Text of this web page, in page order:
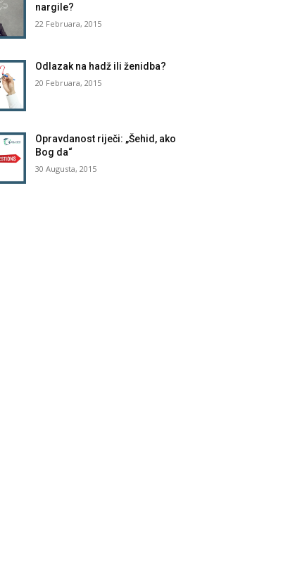
nargile?
22 Februara, 2015
Odlazak na hadž ili ženidba?
20 Februara, 2015
Opravdanost riječi: „Šehid, ako
Bog da“
30 Augusta, 2015